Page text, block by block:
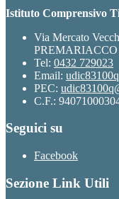
Istituto Comprensivo
Via Mercato
Tel: 0432 729023
Email:
PEC:
C.F.:
Seguici su
Facebook
Sezione Link Utili